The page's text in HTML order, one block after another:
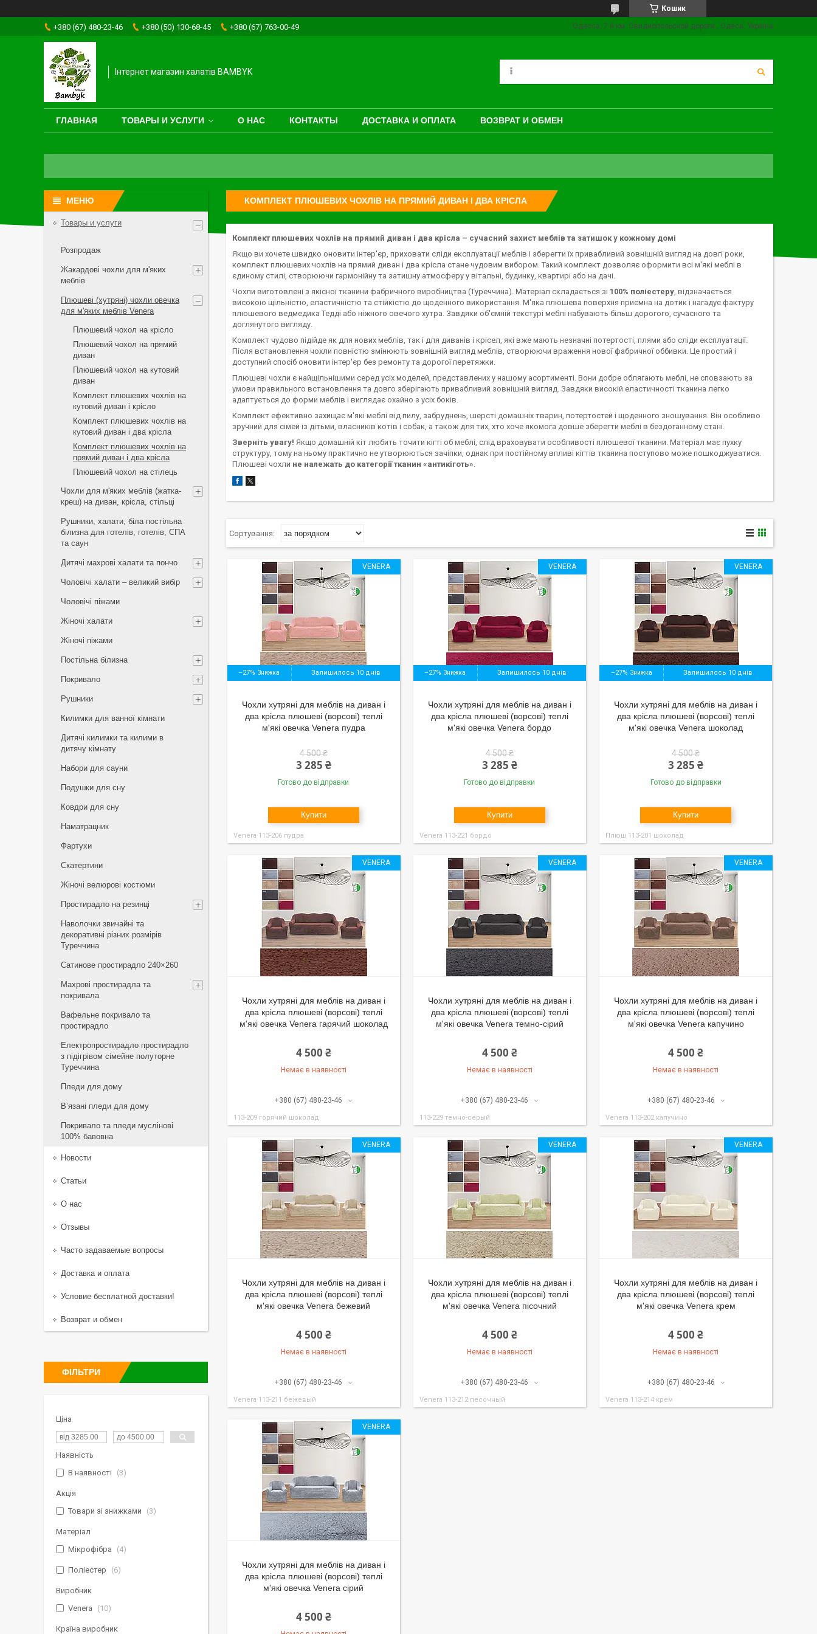
Кошик
+380 (67) 480-23-46 +380 (50) 130-68-45 +380 (67) 763-00-49 Одесса, 7 й км. Овидиопольской дороги., Одеса, Україна
Інтернет магазин халатів BAMBYK
ГЛАВНАЯ ТОВАРЫ И УСЛУГИ О НАС КОНТАКТЫ ДОСТАВКА И ОПЛАТА ВОЗВРАТ И ОБМЕН
КОМПЛЕКТ ПЛЮШЕВИХ ЧОХЛІВ НА ПРЯМИЙ ДИВАН І ДВА КРІСЛА
Комплект плюшевих чохлів на прямий диван і два крісла – сучасний захист меблів та затишок у кожному домі
Якщо ви хочете швидко оновити інтер'єр, приховати сліди експлуатації меблів і зберегти їх привабливий зовнішній вигляд на довгі роки,
комплект плюшевих чохлів на прямий диван і два крісла стане чудовим вибором. Такий комплект дозволяє оформити всі м'які меблі в
єдиному стилі, створюючи гармонійну та затишну атмосферу у вітальні, будинку, квартирі або на дачі.
Чохли виготовлені з якісної тканини фабричного виробництва (Туреччина). Матеріал складається зі 100% поліестеру, відзначається
високою щільністю, еластичністю та стійкістю до щоденного використання. М'яка плюшева поверхня приємна на дотик і нагадує фактуру
плюшевого ведмедика Тедді або ніжного овечого хутра. Завдяки об'ємній текстурі меблі набувають більш дорогого, сучасного та
доглянутого вигляду.
Комплект чудово підійде як для нових меблів, так і для диванів і крісел, які вже мають незначні потертості, плями або сліди експлуатації.
Після встановлення чохли повністю змінюють зовнішній вигляд меблів, створюючи враження нової фабричної оббивки. Це простий і
доступний спосіб оновити інтер'єр без ремонту та дорогої перетяжки.
Плюшеві чохли є найщільнішими серед усіх моделей, представлених у нашому асортименті. Вони добре облягають меблі, не сповзають за
умови правильного встановлення та довго зберігають привабливий зовнішній вигляд. Завдяки високій еластичності тканина легко
адаптується до форми меблів і виглядає охайно з усіх боків.
Комплект ефективно захищає м'які меблі від пилу, забруднень, шерсті домашніх тварин, потертостей і щоденного зношування. Він особливо
зручний для сімей із дітьми, власників котів і собак, а також для тих, хто хоче якомога довше зберегти меблі в бездоганному стані.
Зверніть увагу! Якщо домашній кіт любить точити кігті об меблі, слід враховувати особливості плюшевої тканини. Матеріал має пухку
структуру, тому на ньому практично не утворюються зачіпки, однак при постійному впливі кігтів тканина поступово може пошкоджуватися.
Плюшеві чохли не належать до категорії тканин «антикіготь».
VENERA
–27% Залишилось 10 днів
Чохли хутряні для меблів на диван і
два крісла плюшеві (ворсові) теплі
м'які овечка Venera пудра
4 500 ₴
3 285 ₴
Готово до відправки
Купити
Venera 113-206 пудра
VENERA
–27% Залишилось 10 днів
Чохли хутряні для меблів на диван і
два крісла плюшеві (ворсові) теплі
м'які овечка Venera бордо
4 500 ₴
3 285 ₴
Готово до відправки
Купити
Venera 113-221 бордо
VENERA
–27% Залишилось 10 днів
Чохли хутряні для меблів на диван і
два крісла плюшеві (ворсові) теплі
м'які овечка Venera шоколад
4 500 ₴
3 285 ₴
Готово до відправки
Купити
Плюш 113-201 шоколад
VENERA
Чохли хутряні для меблів на диван і
два крісла плюшеві (ворсові) теплі
м'які овечка Venera гарячий шоколад
4 500 ₴
Немає в наявності
+380 (67) 480-23-46
113-209 горячий шоколад
VENERA
Чохли хутряні для меблів на диван і
два крісла плюшеві (ворсові) теплі
м'які овечка Venera темно-сірий
4 500 ₴
Немає в наявності
+380 (67) 480-23-46
113-229 темно-серый
VENERA
Чохли хутряні для меблів на диван і
два крісла плюшеві (ворсові) теплі
м'які овечка Venera капучино
4 500 ₴
Немає в наявності
+380 (67) 480-23-46
Venera 113-202 капучино
VENERA
Чохли хутряні для меблів на диван і
два крісла плюшеві (ворсові) теплі
м'які овечка Venera бежевий
4 500 ₴
Немає в наявності
+380 (67) 480-23-46
Venera 113-211 бежевый
VENERA
Чохли хутряні для меблів на диван і
два крісла плюшеві (ворсові) теплі
м'які овечка Venera пісочний
4 500 ₴
Немає в наявності
+380 (67) 480-23-46
Venera 113-212 песочный
VENERA
Чохли хутряні для меблів на диван і
два крісла плюшеві (ворсові) теплі
м'які овечка Venera крем
4 500 ₴
Немає в наявності
+380 (67) 480-23-46
Venera 113-214 крем
VENERA
Чохли хутряні для меблів на диван і
два крісла плюшеві (ворсові) теплі
м'які овечка Venera сірий
4 500 ₴
Товары и услуги
Розпродаж
Жакардові чохли для м'яких
меблів
Плюшеві (хутряні) чохли овечка
для м'яких меблів Venera
Плюшевий чохол на крісло
Плюшевий чохол на прямий
диван
Плюшевий чохол на кутовий
диван
Комплект плюшевих чохлів на
кутовий диван і крісло
Комплект плюшевих чохлів на
кутовий диван і два крісла
Комплект плюшевих чохлів на
прямий диван і два крісла
Плюшевий чохол на стілець
Чохли для м'яких меблів (жатка-
креш) на диван, крісла, стільці
Рушники, халати, біла постільна
білизна для готелів, готелів, СПА
та саун
Дитячі махрові халати та пончо
Чоловічі халати – великий вибір
Чоловічі піжами
Жіночі халати
Жіночі піжами
Постільна білизна
Покривало
Рушники
Килимки для ванної кімнати
Дитячі килимки та килими в
дитячу кімнату
Набори для сауни
Подушки для сну
Ковдри для сну
Наматрацник
Фартухи
Скатертини
Жіночі велюрові костюми
Простирадло на резинці
Наволочки звичайні та
декоративні різних розмірів
Туреччина
Сатинове простирадло 240×260
Махрові простирадла та
покривала
Вафельне покривало та
простирадло
Електропростирадло простирадло
з підігрівом сімейне полуторне
Туреччина
Пледи для дому
В’язані пледи для дому
Покривало та пледи муслінові
100% бавовна
Новости
Статьи
О нас
Отзывы
Часто задаваемые вопросы
Доставка и оплата
Условие бесплатной доставки!
Возврат и обмен
ФІЛЬТРИ
Ціна
Наявність
В наявності
3
Акція
Товари зі знижками
3
Матеріал
Мікрофібра
4
Поліестер 6
Виробник
Venera
10
Країна виробник